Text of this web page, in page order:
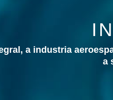
a industria
a